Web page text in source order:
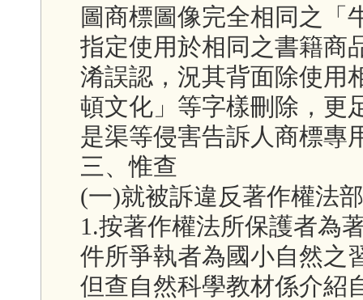
圖商標圖像完全相同之「
指定使用於相同之書籍商
淆誤認，況其背面除使用
頓文化」等字樣刪除，更
是渠等侵害告訴人商標專
三、惟查
(一)就被訴違反著作權法
1.按著作權法所保護者為
件所爭執者為國小自然之
但查自然科學教材係介紹